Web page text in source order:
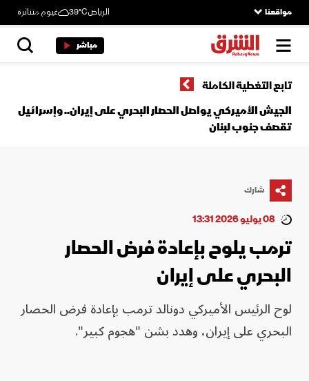
مواقعنا الرياض39°C غيوم متناثرة
مباشر
تابع التغطية الكاملة
الجيش الأميركي يواصل الحصار البحري على إيران.. وإسرائيل
تقصف جنوب لبنان
شارك
08 يوليو 2026 13:31
ترمب يلوح بإعادة فرض الحصار
البحري على إيران
لوح الرئيس الأميركي دونالد ترمب بإعادة فرض الحصار
البحري على إيران، وهدد بشن "هجوم كبير".